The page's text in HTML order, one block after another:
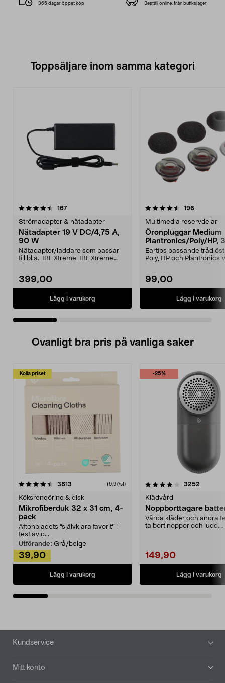
365 dagar öppet köp Beställ online, från butikslager
Toppsäljare inom samma kategori
167recensioner
Strömadapter & nätadapter
Nätadapter 19 V DC/4,75 A,
90 W
Nätadapter/laddare som passar
till bl.a. JBL Xtreme JBL Xtreme
399,00
Lägg i varukorg
4.5 av 5 stjärnor 196
Multimedia reservdelar
Öronpluggar Medium
Plantronics/Poly/HP,
Eartips passande
Poly, HP och Plantronics
99,00
Lägg i varukorg
5.0 av 5 stjärnor
Ovanligt bra pris på vanliga saker
Kolla priset
3813 (9,97/st)
Köksrengöring & disk
Mikrofiberduk 32 x 31 cm, 4-
pack
Aftonbladets "självklara favorit” i
test av d...
Utförande: Grå/beige
39,90
Lägg i varukorg
-25%
4.0av 5 stjärnor 3252
Klädvård
Noppborttagare
Vårda kläder och andra
ta bort noppor och ludd.
149,90
Lägg i varukorg
4.5av 5 stjärnor
Sidfot
Kundservice
Mitt konto